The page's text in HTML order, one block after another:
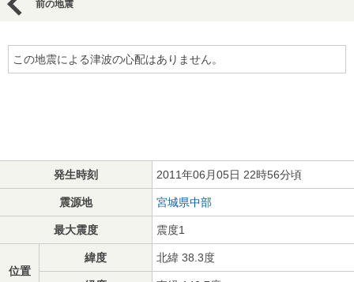
前の地震
この地震による津波の心配はありません。
発生時刻 2011年06月05日 22時56分頃
震源地 宮城県中部
最大震度 震度1
位置
緯度 北緯 38.3度